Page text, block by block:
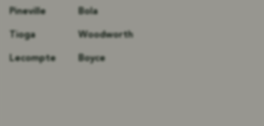
Pineville Bola
Tioga Woodworth
Lecompte Boyce